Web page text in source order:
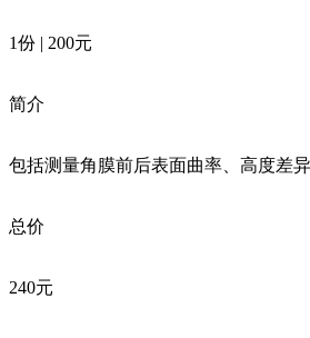
1份 | 200元
简介
包括测量角膜前后表面曲率、高度差
总价
240元